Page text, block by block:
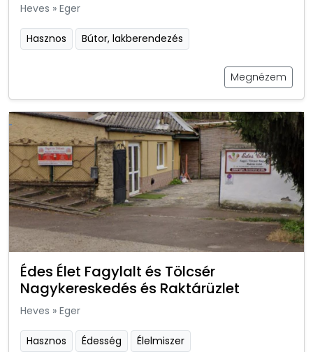
Heves » Eger
Hasznos Bútor, lakberendezés
Megnézem
Édes Élet Fagylalt és Tölcsér
Nagykereskedés és Raktárüzlet
Heves » Eger
Hasznos Édesség Élelmiszer